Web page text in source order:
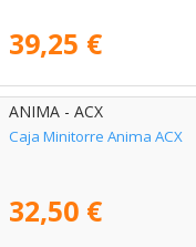
39,25 €
ANIMA - ACX
Caja Minitorre Anima ACX
32,50 €